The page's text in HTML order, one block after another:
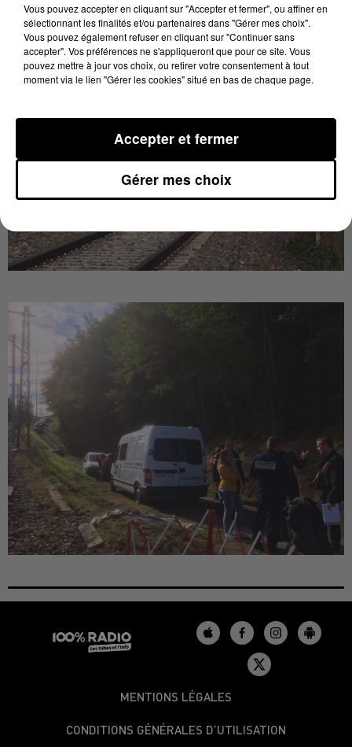
MENTIONS LÉGALES
CONDITIONS GÉNÉRALES D’UTILISATION
Vous pouvez accepter en cliquant sur "Accepter et fermer", ou affiner en
sélectionnant les finalités et/ou partenaires dans "Gérer mes choix".
Vous pouvez également refuser en cliquant sur "Continuer sans
accepter". Vos préférences ne s'appliqueront que pour ce site. Vous
pouvez mettre à jour vos choix, ou retirer votre consentement à tout
moment via le lien "Gérer les cookies" situé en bas de chaque page.
Gérer mes choix
Accepter et fermer